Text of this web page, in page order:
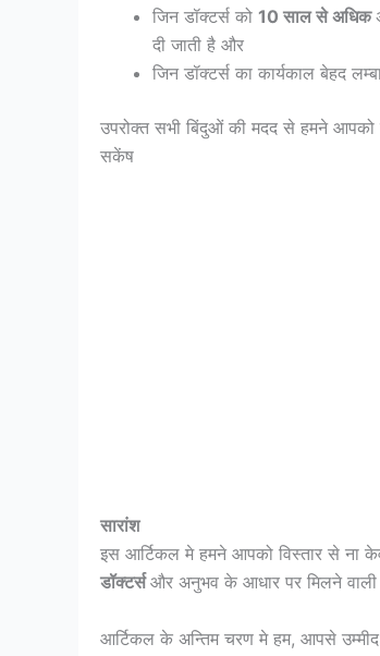
जिन डॉक्टर्स को 10 साल से अधिक
दी जाती है और
जिन डॉक्टर्स का कार्यकाल बेहद
उपरोक्त सभी बिंदुओं की मदद से हमने आपको
सकेंष
सारांश
इस आर्टिकल मे हमने आपको विस्तार से ना
डॉक्टर्सऔर अनुभव के आधार पर मिलने वाली
आर्टिकल के अन्तिम चरण मे हम, आपसे